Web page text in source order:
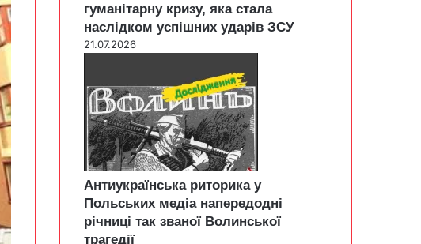
гуманітарну кризу, яка стала
наслідком успішних ударів ЗСУ
21.07.2026
Антиукраїнська риторика у
Польських медіа напередодні
річниці так званої Волинської
трагедії